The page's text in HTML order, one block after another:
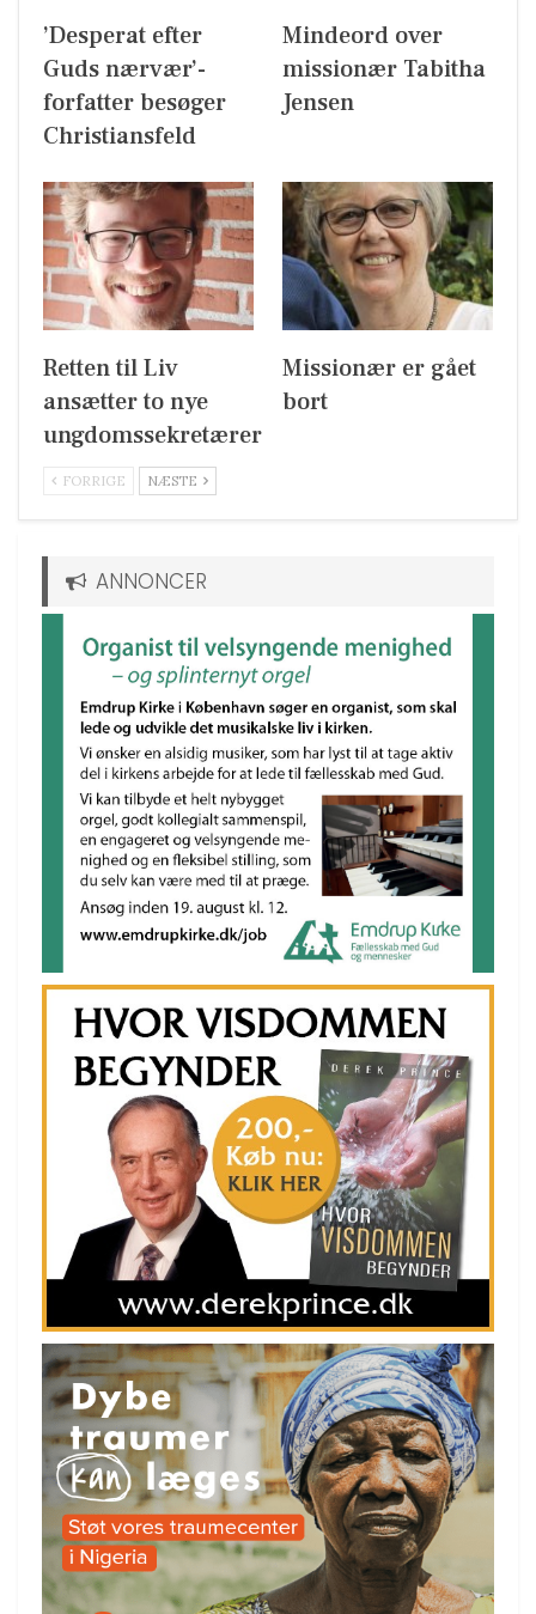
’Desperat efter
Guds nærvær’-
forfatter besøger
Christiansfeld
Mindeord over
missionær Tabitha
Jensen
Retten til Liv
ansætter to nye
ungdomssekretærer
Missionær er gået
bort
FORRIGE NÆSTE
ANNONCER